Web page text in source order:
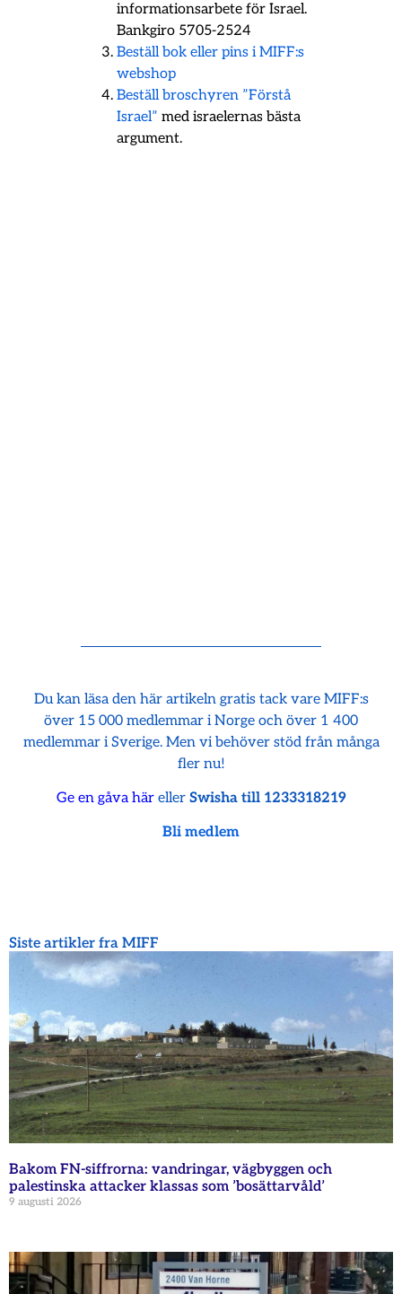
informationsarbete för Israel.
Bankgiro 5705-2524
Beställ bok eller pins i MIFF:s
webshop
Beställ broschyren ”Förstå
Israel” med israelernas bästa
argument.
Du kan läsa den här artikeln gratis tack vare MIFF:s
över 15 000 medlemmar i Norge och över 1 400
medlemmar i Sverige. Men vi behöver stöd från många
fler nu!
Ge en gåva häreller Swisha till 1233318219
Bli medlem
Siste artikler fra MIFF
Bakom FN-siffrorna: vandringar, vägbyggen och
palestinska attacker klassas som ’bosättarvåld’
9 augusti 2026